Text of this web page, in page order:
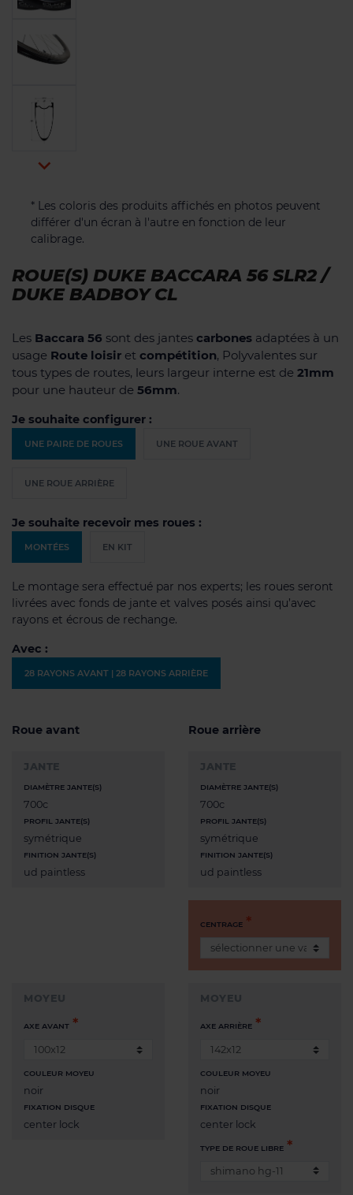

* Les coloris des produits affichés en photos peuvent
différer d'un écran à l'autre en fonction de leur
calibrage.
ROUE(S) DUKE BACCARA 56 SLR2 /
DUKE BADBOY CL
Les Baccara 56 sont des jantes carbones adaptées à un
usage Route loisir et compétition, Polyvalentes sur
tous types de routes, leurs largeur interne est de 21mm
pour une hauteur de 56mm.
Je souhaite configurer :
UNE PAIRE DE ROUES UNE ROUE AVANT
UNE ROUE ARRIÈRE
Je souhaite recevoir mes roues :
MONTÉES EN KIT
Le montage sera effectué par nos experts; les roues seront
livrées avec fonds de jante et valves posés ainsi qu’avec
rayons et écrous de rechange.
Avec :
28 RAYONS AVANT | 28 RAYONS ARRIÈRE
Roue avant
JANTE
DIAMÈTRE JANTE(S)
700c
PROFIL JANTE(S)
symétrique
FINITION JANTE(S)
ud paintless
MOYEU
AXE AVANT
COULEUR MOYEU
noir
FIXATION DISQUE
center lock
Roue arrière
JANTE
DIAMÈTRE JANTE(S)
700c
PROFIL JANTE(S)
symétrique
FINITION JANTE(S)
ud paintless
CENTRAGE
MOYEU
AXE ARRIÈRE
COULEUR MOYEU
noir
FIXATION DISQUE
center lock
TYPE DE ROUE LIBRE